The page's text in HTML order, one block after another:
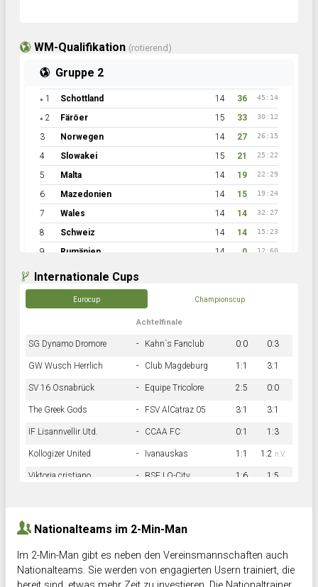
WM-Qualifikation (rotierend)
Gruppe 2
● 1 Schottland 14 36 45:14
● 2 Färöer 15 33 30:12
3 Norwegen 14 27 26:15
4 Slowakei 15 21 25:22
5 Malta 14 19 22:29
6 Mazedonien 14 15 19:24
7 Wales 14 14 32:27
8 Schweiz 14 14 15:23
9 Rumänien 14 0 12:60
Internationale Cups
Eurocup Championscup
Achtelfinale
SG Dynamo Dromore - Kahn´s Fanclub 0:0 0:3
GW Wusch Herrlich - Club Magdeburg 1:1 3:1
SV 16 Osnabrück - Equipe Tricolore 2:5 0:0
The Greek Gods - FSV AlCatraz 05 3:1 3:1
IF Lisannvellir Utd. - CCAA FC 0:1 1:3
Kollogizer United - Ivanauskas 1:1 1:2 n.V.
Viktoria cristiano - BSF LO-City 1:6 1:5
Nationalteams im 2-Min-Man
Im 2-Min-Man gibt es neben den Vereinsmannschaften auch
Nationalteams. Sie werden von engagierten Usern trainiert, die